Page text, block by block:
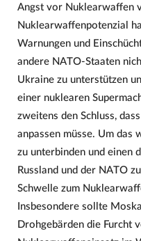
Angst vor Nuklearwaffen
Nuklearwaffenpotenzial
Warnungen und
andere NATO-Staaten
Ukraine zu unterstützen
einer nuklearen
zweitens den Schluss,
anpassen müsse. Um das
zu unterbinden und einen
Russland und der NATO
Schwelle zum
Insbesondere sollte
Drohgebärden die Furcht